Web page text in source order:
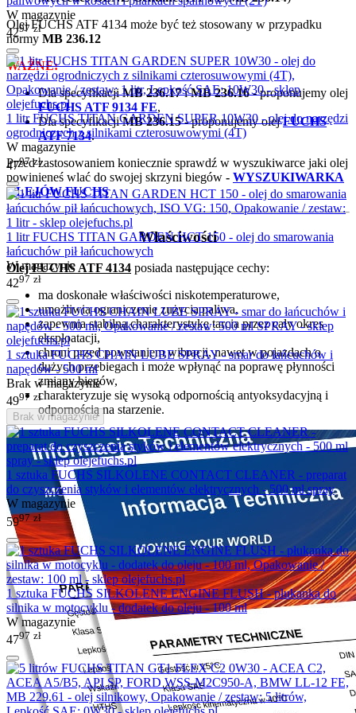
Olej FUCHS ATF 4134 może być też stosowany w przypadku
normy MB 236.12
WAŻNE:
Dla specyfikacjiMB 236.17iMB 236.16- proponujemy olej
FUCHS ATF 9134 FE,
Dla specyfikacjiMB 236.15- proponujemy olejFUCHS
ATF 7134.
Przed zastosowaniem koniecznie sprawdź w wyszukiwarce jaki olej
powinieneś wlać do swojej skrzyni biegów - WYSZUKIWARKA
OLEJÓW FUCHS
Właściwości
Olej FUCHS ATF 4134 posiada następujące cechy:
ma doskonałe właściwości niskotemperaturowe,
umożliwia ograniczenie zużycia paliwa,
zapewnia stabilną charakterystykę tarcia przez cały okres
eksploatacji,
chroni przed powstaniem wibracji, nawet w pojazdach o
dużych przebiegach i może wpłynąć na poprawę płynności
zmiany biegów,
charakteryzuje się wysoką odpornością antyoksydacyjną i
odpornością na starzenie.
W magazynie
4297 zł
1 litr FUCHS TITAN GARDEN SUPER 10W30 - olej do narzędzi
ogrodniczych z silnikami czterosuwowymi (4T)
W magazynie
4797 zł
1 litr FUCHS TITAN GARDEN HCT 150 - olej do smarowania
łańcuchów pił łańcuchowych
W magazynie
4297 zł
1 sztuka FUCHS CHAIN LUBE SPRAY - smar do łańcuchów i
napędów - 500 ml
Brak w magazynie
4997 zł
Brak w magazynie
1 sztuka FUCHS SILKOLENE CONTACT CLEANER - preparat
do czyszczenia styków i elementów elektrycznych - 500 ml spray
W magazynie
5997 zł
1 sztuka FUCHS SILKOLENE ENGINE FLUSH - płukanka do
silnika w motocyklu - dodatek do oleju - 100 ml
W magazynie
4797 zł